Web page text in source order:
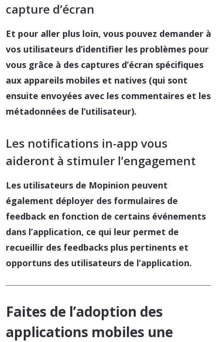
capture d’écran
Et pour aller plus loin, vous pouvez demander à
vos utilisateurs d’identifier les problèmes pour
vous grâce à des captures d’écran spécifiques
aux appareils mobiles et natives (qui sont
ensuite envoyées avec les commentaires et les
métadonnées de l’utilisateur).
Les notifications in-app vous
aideront à stimuler l’engagement
Les utilisateurs de Mopinion peuvent
également déployer des formulaires de
feedback en fonction de certains événements
dans l’application, ce qui leur permet de
recueillir des feedbacks plus pertinents et
opportuns des utilisateurs de l’application.
Faites de l’adoption des
applications mobiles une